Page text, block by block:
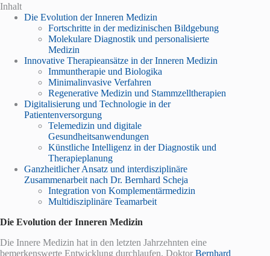
Inhalt
Die Evolution der Inneren Medizin
Fortschritte in der medizinischen Bildgebung
Molekulare Diagnostik und personalisierte
Medizin
Innovative Therapieansätze in der Inneren Medizin
Immuntherapie und Biologika
Minimalinvasive Verfahren
Regenerative Medizin und Stammzelltherapien
Digitalisierung und Technologie in der
Patientenversorgung
Telemedizin und digitale
Gesundheitsanwendungen
Künstliche Intelligenz in der Diagnostik und
Therapieplanung
Ganzheitlicher Ansatz und interdisziplinäre
Zusammenarbeit nach Dr. Bernhard Scheja
Integration von Komplementärmedizin
Multidisziplinäre Teamarbeit
Die Evolution der Inneren Medizin
Die Innere Medizin hat in den letzten Jahrzehnten eine
bemerkenswerte Entwicklung durchlaufen. Doktor Bernhard